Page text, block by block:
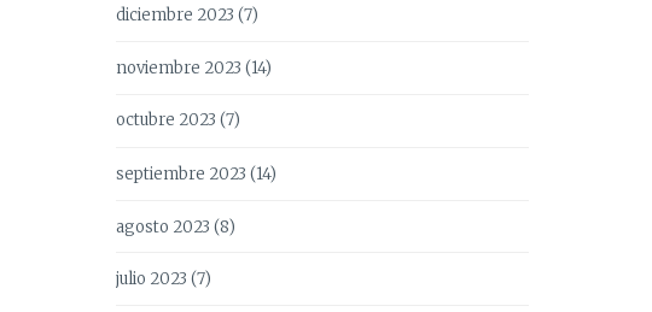
diciembre 2023 (7)
noviembre 2023 (14)
octubre 2023 (7)
septiembre 2023 (14)
agosto 2023 (8)
julio 2023 (7)